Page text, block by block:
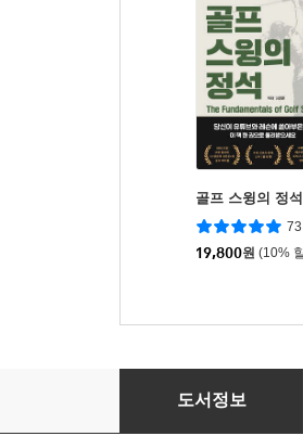
골프 스윙의 정석
73
19,800원 (10%
과학과 원리로 도전하
도서정보